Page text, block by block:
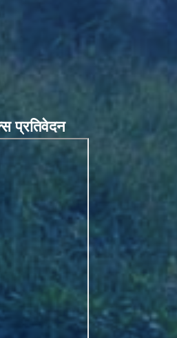
प्रतिवेदन